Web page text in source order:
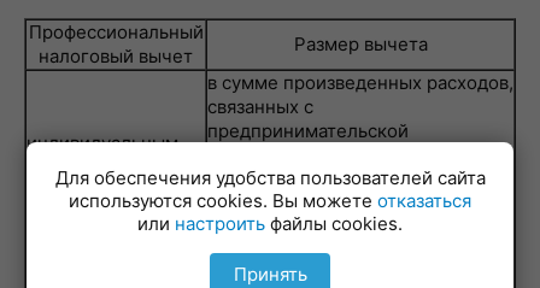
Профессиональный
налоговый вычет
Размер вычета
индивидуальным
предпринимателям,
а также нотариусам
и адвокатам
в сумме произведенных расходов,
связанных с
предпринимательской
деятельностью или в размере 10%
от суммы подлежащих
налогообложению доходов,
полученных от такой
деятельности
Для обеспечения удобства пользователей сайта
используются cookies. Вы можете отказаться
или настроить файлы cookies.
Принять